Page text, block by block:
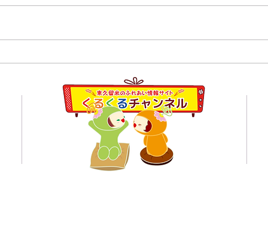
【開催報告】くるくるチャン
ネル交流会を開催しまし
た！〜つながりから広がる活
動の輪〜